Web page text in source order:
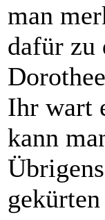
man
dafür zu
Ihr wart
kann
gekürten